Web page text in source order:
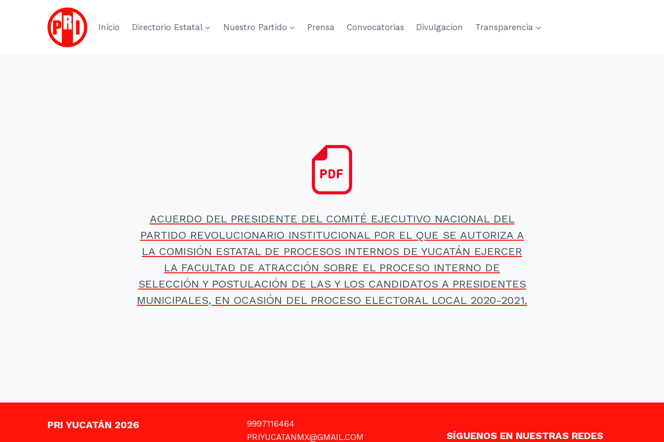
Inicio Directorio Estatal Nuestro Partido Prensa Convocatorias Divulgacion Transparencia
ACUERDO DEL PRESIDENTE DEL COMITÉ EJECUTIVO NACIONAL DEL
PARTIDO REVOLUCIONARIO INSTITUCIONAL POR EL QUE SE AUTORIZA A
LA COMISIÓN ESTATAL DE PROCESOS INTERNOS DE YUCATÁN EJERCER
LA FACULTAD DE ATRACCIÓN SOBRE EL PROCESO INTERNO DE
SELECCIÓN Y POSTULACIÓN DE LAS Y LOS CANDIDATOS A PRESIDENTES
MUNICIPALES, EN OCASIÓN DEL PROCESO ELECTORAL LOCAL 2020-2021.
PRI YUCATÁN 2026
9997116464
PRIYUCATANMX@GMAIL.COM
SÍGUENOS EN NUESTRAS REDES